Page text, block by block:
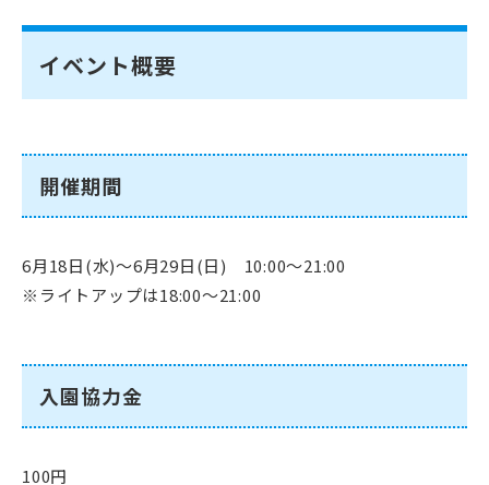
イベント概要
開催期間
6月18日(水)～6月29日(日) 10:00～21:00
※ライトアップは18:00～21:00
入園協力金
100円